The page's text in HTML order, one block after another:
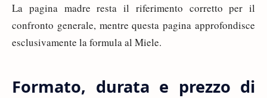
La pagina madre resta il riferimento corretto per il
confronto generale, mentre questa pagina approfondisce
esclusivamente la formula al Miele.
Formato, durata e prezzo di